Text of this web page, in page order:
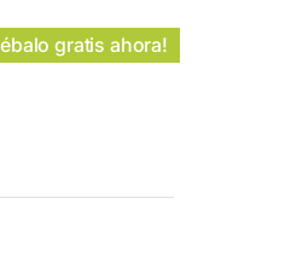
gratis ahora!